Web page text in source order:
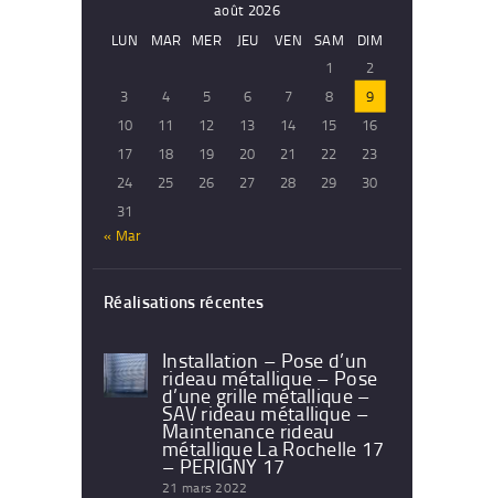
août 2026
LUN
MAR MER JEU VEN SAM
DIM
1
2
3
4 5 6 7 8
9
10
11 12 13 14 15
16
17
18 19 20 21 22
23
24
25 26 27 28 29
30
31
« Mar
Réalisations récentes
Installation – Pose d’un
rideau métallique – Pose
d’une grille métallique –
SAV rideau métallique –
Maintenance rideau
métallique La Rochelle 17
– PERIGNY 17
21 mars 2022